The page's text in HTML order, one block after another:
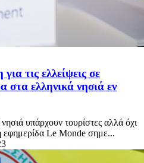
τις ελλείψεις σε
στα ελληνικά νησιά εν
υπάρχουν τουρίστες αλλά όχι
εφημερίδα Le Monde σημε...